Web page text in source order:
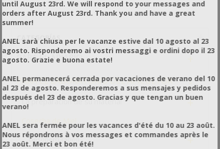
CATEGORÍAS
PARA EL APIARIO +
PARA EL LABORATORIO DEL APICULTOR -
La preparación de su material +
Cosecha de Miel -
Desoperculación +
until August 23rd. We will respond to your messages and
orders after August 23rd. Thank you and have a great
summer!
ANEL sarà chiusa per le vacanze estive dal 10 agosto al 23
agosto. Risponderemo ai vostri messaggi e ordini dopo il 23
agosto. Grazie e buona estate!
ANEL permanecerá cerrada por vacaciones de verano del 10
al 23 de agosto. Responderemos a sus mensajes y pedidos
después del 23 de agosto. Gracias y que tengan un buen
verano!
ANEL sera fermée pour les vacances d'été du 10 au 23 août.
Nous répondrons à vos messages et commandes après le
23 août. Merci et bon été!